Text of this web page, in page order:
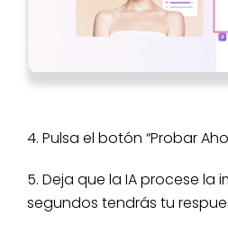
4. Pulsa el botón “Probar
5. Deja que la IA procese la
segundos tendrás tu